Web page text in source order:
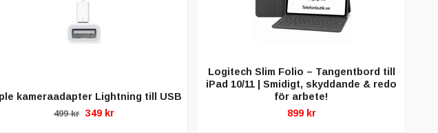
kameraadapter Lightning till USB
499 kr 349 kr
Logitech Slim Folio – Tangentbord till
iPad 10/11 | Smidigt, skyddande & redo
för arbete!
899 kr